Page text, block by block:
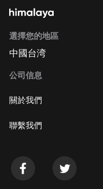
選擇您的地區
中國台湾
公司信息
關於我們
聯繫我們